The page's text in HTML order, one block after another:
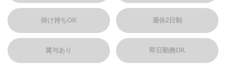
掛け持ちOK 週休2日制
賞与あり 即日勤務OK